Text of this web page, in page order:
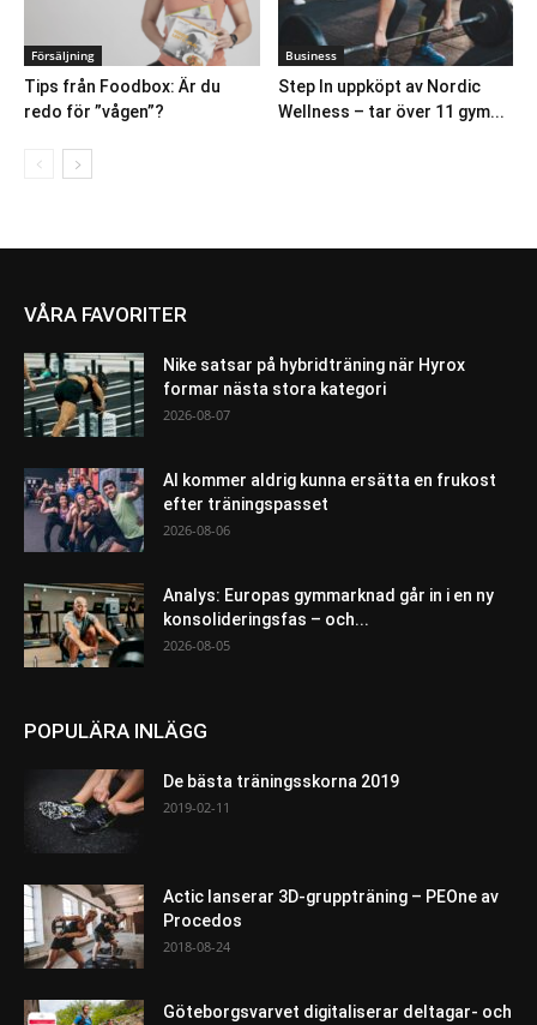
Försäljning
Tips från Foodbox: Är du
redo för ”vågen”?
Business
Step In uppköpt av Nordic
Wellness – tar över 11 gym...
VÅRA FAVORITER
Nike satsar på hybridträning när Hyrox
formar nästa stora kategori
2026-08-07
AI kommer aldrig kunna ersätta en frukost
efter träningspasset
2026-08-06
Analys: Europas gymmarknad går in i en ny
konsolideringsfas – och...
2026-08-05
POPULÄRA INLÄGG
De bästa träningsskorna 2019
2019-02-11
Actic lanserar 3D-gruppträning – PEOne av
Procedos
2018-08-24
Göteborgsvarvet digitaliserar deltagar- och